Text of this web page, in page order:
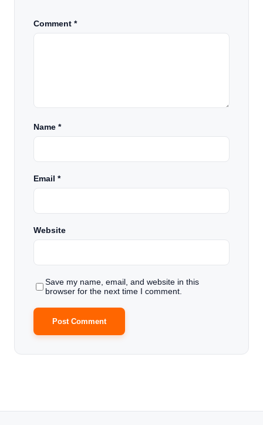
Comment *
Name *
Email *
Website
Save my name, email, and website in this
browser for the next time I comment.